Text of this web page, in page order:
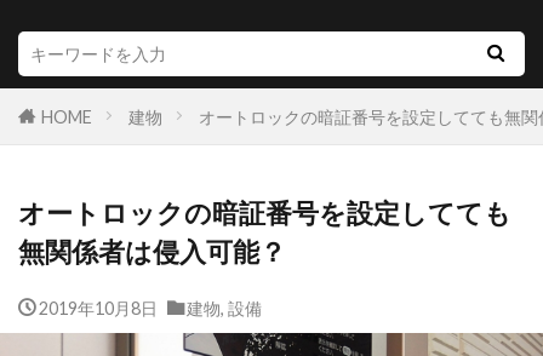
HOME 建物 オートロックの暗証番号を設定してても無
オートロックの暗証番号を設定してても
無関係者は侵入可能？
2019年10月8日 建物, 設備